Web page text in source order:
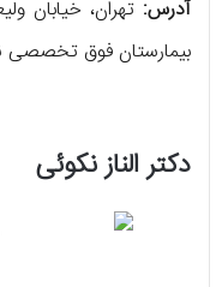
آدرس: تهران، خیابان
بیمارستان فوق تخصصی
دکتر الناز نکوئی